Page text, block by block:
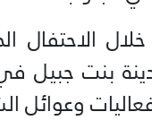
بنت جبيل
وعوائل